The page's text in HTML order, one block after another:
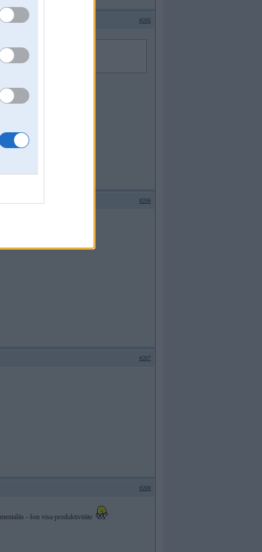
#205
#206
#207
#208
- šon visa produktivitāte